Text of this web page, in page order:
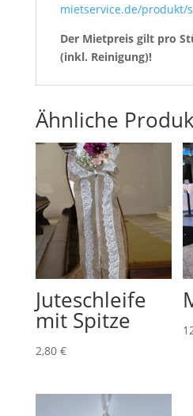
mietservice.de/produkt/
Der Mietpreis gilt pro
(inkl. Reinigung)!
Ähnliche
Juteschleife
mit Spitze
2,80 €